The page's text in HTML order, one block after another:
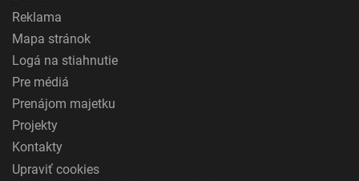
Reklama
Mapa stránok
Logá na stiahnutie
Pre médiá
Prenájom majetku
Projekty
Kontakty
Upraviť cookies